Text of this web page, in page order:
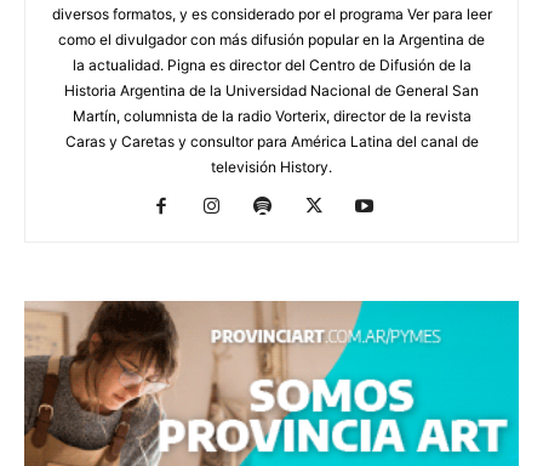
diversos formatos, y es considerado por el programa Ver para leer
como el divulgador con más difusión popular en la Argentina de
la actualidad. Pigna es director del Centro de Difusión de la
Historia Argentina de la Universidad Nacional de General San
Martín, columnista de la radio Vorterix, director de la revista
Caras y Caretas y consultor para América Latina del canal de
televisión History.